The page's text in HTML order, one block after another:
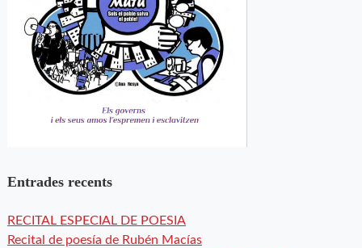
Entrades recents
RECITAL ESPECIAL DE POESIA
Recital de poesía de Rubén Macías